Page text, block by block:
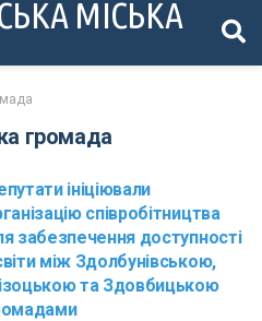
МІСЬКА
громада
ініціювали
співробітництва
забезпечення доступності
між Здолбунівською,
та Здовбицькою